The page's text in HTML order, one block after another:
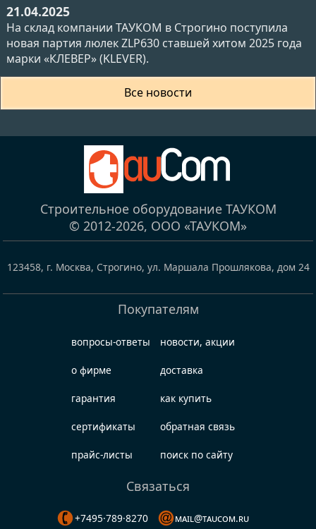
21.04.2025
На склад компании ТАУКОМ в Строгино поступила
новая партия люлек ZLP630 ставшей хитом 2025 года
марки «КЛЕВЕР» (KLEVER).
Все новости
Строительное оборудование ТАУКОМ
© 2012-2026, ООО «ТАУКОМ»
123458, г. Москва, Строгино, ул. Маршала Прошлякова, дом 24
Покупателям
вопросы-ответы
о фирме
гарантия
сертификаты
прайс-листы
новости, акции
доставка
как купить
обратная связь
поиск по сайту
Связаться
+7495·789·8270 mail@taucom.ru